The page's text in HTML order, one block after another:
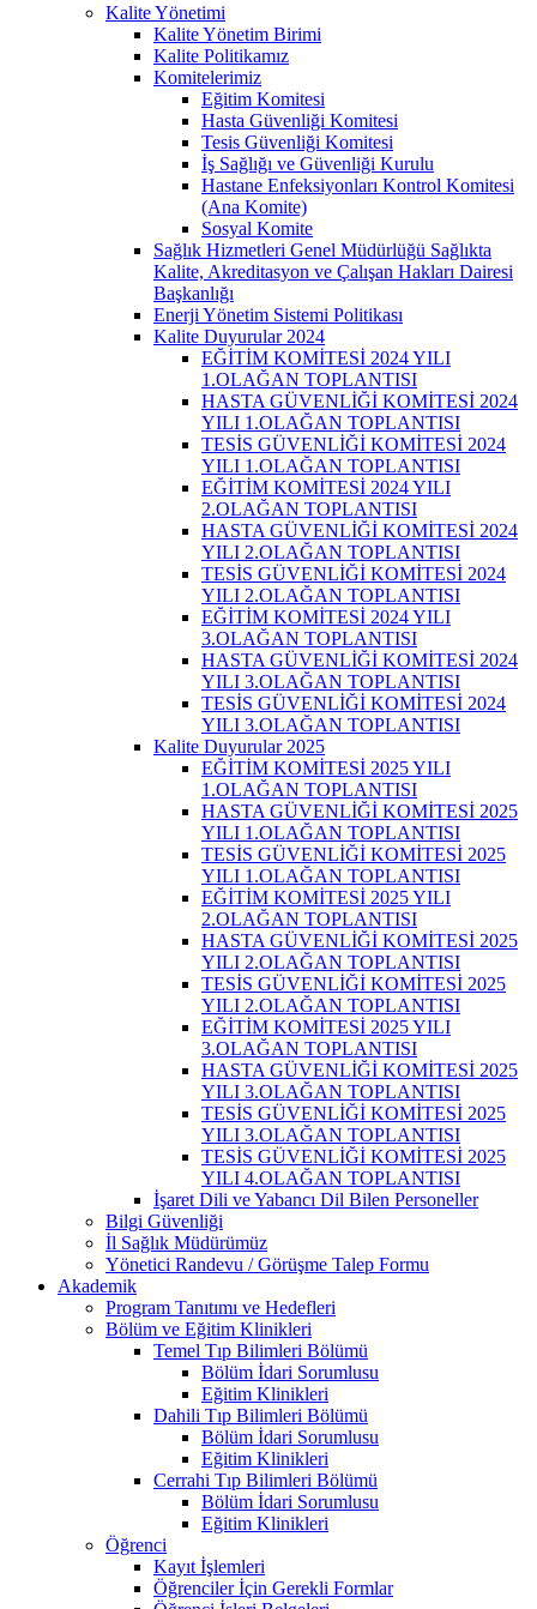
Kalite Yönetimi
Kalite Yönetim Birimi
Kalite Politikamız
Komitelerimiz
Eğitim Komitesi
Hasta Güvenliği Komitesi
Tesis Güvenliği Komitesi
İş Sağlığı ve Güvenliği Kurulu
Hastane Enfeksiyonları Kontrol Komitesi
(Ana Komite)
Sosyal Komite
Sağlık Hizmetleri Genel Müdürlüğü Sağlıkta
Kalite, Akreditasyon ve Çalışan Hakları Dairesi
Başkanlığı
Enerji Yönetim Sistemi Politikası
Kalite Duyurular 2024
EĞİTİM KOMİTESİ 2024 YILI
1.OLAĞAN TOPLANTISI
HASTA GÜVENLİĞİ KOMİTESİ 2024
YILI 1.OLAĞAN TOPLANTISI
TESİS GÜVENLİĞİ KOMİTESİ 2024
YILI 1.OLAĞAN TOPLANTISI
EĞİTİM KOMİTESİ 2024 YILI
2.OLAĞAN TOPLANTISI
HASTA GÜVENLİĞİ KOMİTESİ 2024
YILI 2.OLAĞAN TOPLANTISI
TESİS GÜVENLİĞİ KOMİTESİ 2024
YILI 2.OLAĞAN TOPLANTISI
EĞİTİM KOMİTESİ 2024 YILI
3.OLAĞAN TOPLANTISI
HASTA GÜVENLİĞİ KOMİTESİ 2024
YILI 3.OLAĞAN TOPLANTISI
TESİS GÜVENLİĞİ KOMİTESİ 2024
YILI 3.OLAĞAN TOPLANTISI
Kalite Duyurular 2025
EĞİTİM KOMİTESİ 2025 YILI
1.OLAĞAN TOPLANTISI
HASTA GÜVENLİĞİ KOMİTESİ 2025
YILI 1.OLAĞAN TOPLANTISI
TESİS GÜVENLİĞİ KOMİTESİ 2025
YILI 1.OLAĞAN TOPLANTISI
EĞİTİM KOMİTESİ 2025 YILI
2.OLAĞAN TOPLANTISI
HASTA GÜVENLİĞİ KOMİTESİ 2025
YILI 2.OLAĞAN TOPLANTISI
TESİS GÜVENLİĞİ KOMİTESİ 2025
YILI 2.OLAĞAN TOPLANTISI
EĞİTİM KOMİTESİ 2025 YILI
3.OLAĞAN TOPLANTISI
HASTA GÜVENLİĞİ KOMİTESİ 2025
YILI 3.OLAĞAN TOPLANTISI
TESİS GÜVENLİĞİ KOMİTESİ 2025
YILI 3.OLAĞAN TOPLANTISI
TESİS GÜVENLİĞİ KOMİTESİ 2025
YILI 4.OLAĞAN TOPLANTISI
İşaret Dili ve Yabancı Dil Bilen Personeller
Bilgi Güvenliği
İl Sağlık Müdürümüz
Yönetici Randevu / Görüşme Talep Formu
Akademik
Program Tanıtımı ve Hedefleri
Bölüm ve Eğitim Klinikleri
Temel Tıp Bilimleri Bölümü
Bölüm İdari Sorumlusu
Eğitim Klinikleri
Dahili Tıp Bilimleri Bölümü
Bölüm İdari Sorumlusu
Eğitim Klinikleri
Cerrahi Tıp Bilimleri Bölümü
Bölüm İdari Sorumlusu
Eğitim Klinikleri
Öğrenci
Kayıt İşlemleri
Öğrenciler İçin Gerekli Formlar